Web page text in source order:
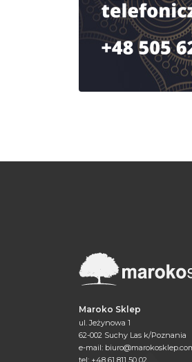
Maroko Sklep
ul. Jeżynowa 1
62-002 Suchy Las k/Poznania
e-mail:
tel: +48 61 811 50 02